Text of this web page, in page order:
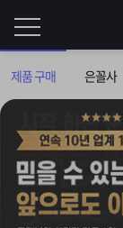
제품 구매 은꼴사
그
인
이
필
로
Q&A